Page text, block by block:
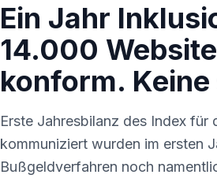
Ein Jahr
14.000
konform.
Erste Jahresbilanz des Index für
kommuniziert wurden im ersten
Bußgeldverfahren noch